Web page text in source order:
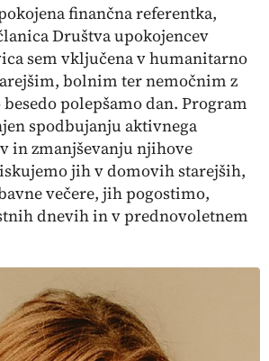
finančna referentka,
Društva upokojencev
sem vključena v humanitarno
bolnim ter nemočnim z
polepšamo dan. Program
spodbujanju aktivnega
in zmanjševanju njihove
jih v domovih starejših,
večere, jih pogostimo,
dnevih in v prednovoletnem